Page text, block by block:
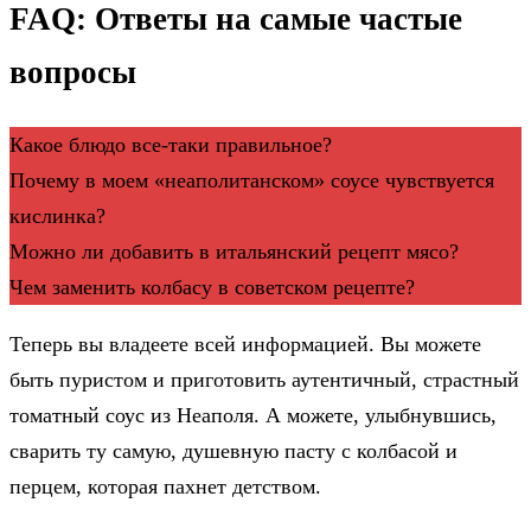
FAQ: Ответы на самые частые
вопросы
Какое блюдо все-таки правильное?
Почему в моем «неаполитанском» соусе чувствуется
кислинка?
Можно ли добавить в итальянский рецепт мясо?
Чем заменить колбасу в советском рецепте?
Теперь вы владеете всей информацией. Вы можете
быть пуристом и приготовить аутентичный, страстный
томатный соус из Неаполя. А можете, улыбнувшись,
сварить ту самую, душевную пасту с колбасой и
перцем, которая пахнет детством.